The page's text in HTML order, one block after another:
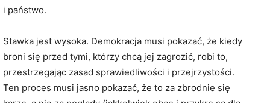
i państwo.
Stawka jest wysoka. Demokracja musi pokazać, że kiedy
broni się przed tymi, którzy chcą jej zagrozić, robi to,
przestrzegając zasad sprawiedliwości i przejrzystości.
Ten proces musi jasno pokazać, że to za zbrodnie się